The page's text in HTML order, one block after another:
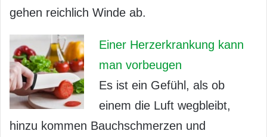
gehen reichlich Winde ab.
Einer Herzerkrankung kann
man vorbeugen
Es ist ein Gefühl, als ob
einem die Luft wegbleibt,
hinzu kommen Bauchschmerzen und